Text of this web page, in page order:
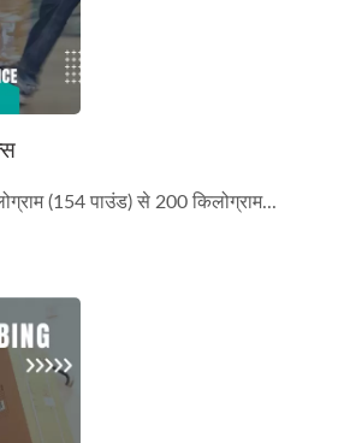
(154 पाउंड) से 200 किलोग्राम...